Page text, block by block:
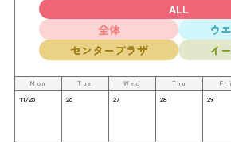
ALL
全体
ウ
センタープラザ
イ
Mon Tue Wed Thu Fri
11/25 26 27 28 29